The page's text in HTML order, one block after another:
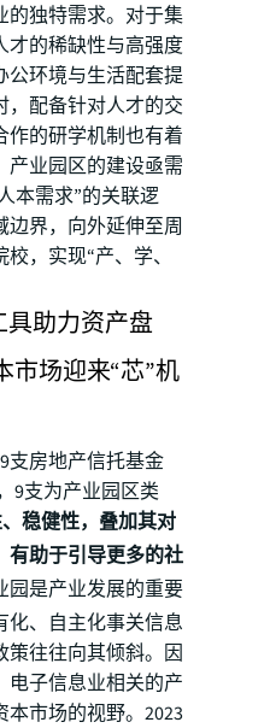
的独特需求。对于集
才的稀缺性与高强度
公环境与生活配套提
，配备针对人才的交
作的研学机制也有着
产业园区的建设亟需
本需求”的关联逻
界，向外延伸至周
，实现“产、学、
具助力资产盘
市场迎来“芯”机
支房地产信托基金
9支为产业园区类
、稳健性，叠加其对
有助于引导更多的社
园是产业发展的重要
化、自主化事关信息
策往往向其倾斜。因
电子信息业相关的产
市场的视野。2023